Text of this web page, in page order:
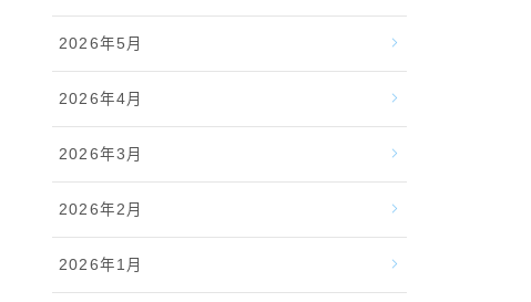
2026年5月
2026年4月
2026年3月
2026年2月
2026年1月